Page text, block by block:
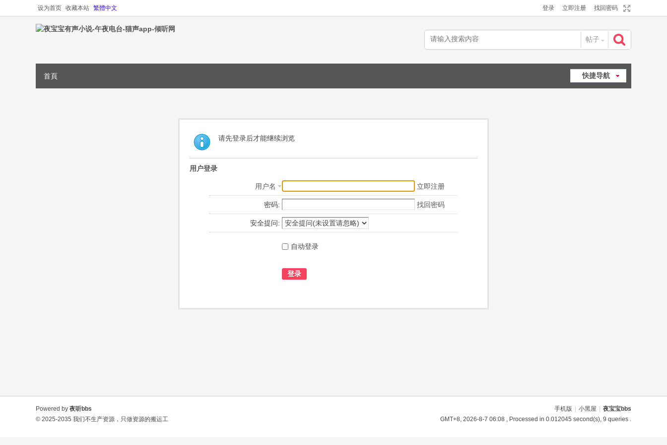
设为首页 收藏本站 繁體中文 登录 立即注册 找回密码
帖子
快捷导航
首頁
请先登录后才能继续浏览
用户登录
用户名 立即注册
密码: 找回密码
安全提问:
自动登录
登录
手机版 小黑屋
夜宝宝bbs
GMT+8, 2026-8-7 06:08 , Processed in 0.012045 second(s), 9 queries .
Powered by 夜听bbs
© 2025-2035 我们不生产资源，只做资源的搬运工